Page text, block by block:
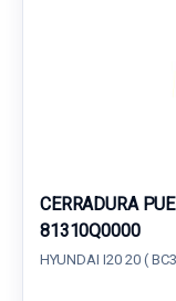
CERRADURA
81310Q0000
HYUNDAI I20 20 (